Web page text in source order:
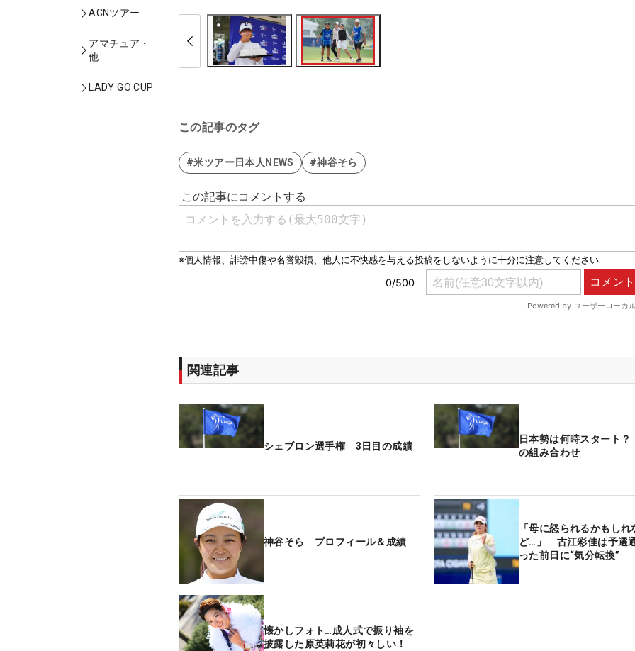
ACNツアー
アマチュア・
他
LADY GO CUP
この記事のタグ
#米ツアー日本人NEWS #神谷そら
関連記事
シェブロン選手権 3日目の成績
日本勢は何時スタート
の組み合わせ
神谷そら プロフィール＆成績
「母に怒られるかもしれ
ど…」 古江彩佳は予選
った前日に“気分転換”
懐かしフォト…成人式で振り袖を
披露した原英莉花が初々しい！